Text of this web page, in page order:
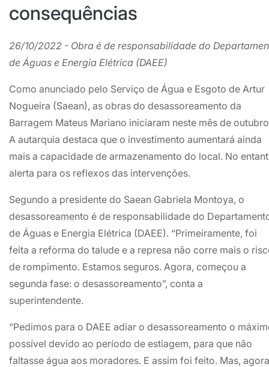
consequências
26/10/2022 - Obra é de responsabilidade do
de Águas e Energia Elétrica (DAEE)
Como anunciado pelo Serviço de Água e Esgoto de Artur
Nogueira (Saean), as obras do desassoreamento da
Barragem Mateus Mariano iniciaram neste mês de
A autarquia destaca que o investimento aumentará ainda
mais a capacidade de armazenamento do local. No
alerta para os reflexos das intervenções.
Segundo a presidente do Saean Gabriela Montoya, o
desassoreamento é de responsabilidade do
de Águas e Energia Elétrica (DAEE). “Primeiramente, foi
feita a reforma do talude e a represa não corre mais o
de rompimento. Estamos seguros. Agora, começou a
segunda fase: o desassoreamento”, conta a
superintendente.
“Pedimos para o DAEE adiar o desassoreamento o
possível devido ao período de estiagem, para que não
faltasse água aos moradores. E assim foi feito. Mas, agora